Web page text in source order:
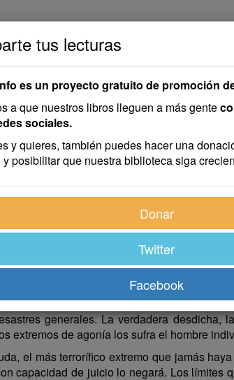
horribles para ser objeto de una
propiedad cuando lo grave y majestuoso
los relatos del paso del Beresina, del
ciento veintitrés prisioneros en el Agujero
sencillamente abominables. He
no menos que el carácter de la calamidad,
de miserias humanas, podría haber
generales. La verdadera desdicha,
extremos de agonía los sufra el hombre
el más terrorífico extremo que jamás
capacidad de juicio lo negará. Los límites
tus lecturas
es un proyecto gratuito de promoción
a que nuestros libros lleguen a más gente
sociales.
y quieres, también puedes hacer una
y posibilitar que nuestra biblioteca siga
Donar
Twitter
Facebook